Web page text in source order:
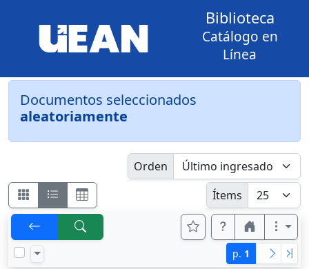
Biblioteca
Catálogo en
Línea
Documentos seleccionados
aleatoriamente
Orden
Ítems
p. 1